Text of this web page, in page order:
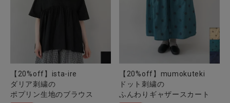
【20%off】ista-ire
ダリア刺繍の
ポプリン生地のブラウス
【20%off】mumokuteki
ドット刺繍の
ふんわりギャザースカート